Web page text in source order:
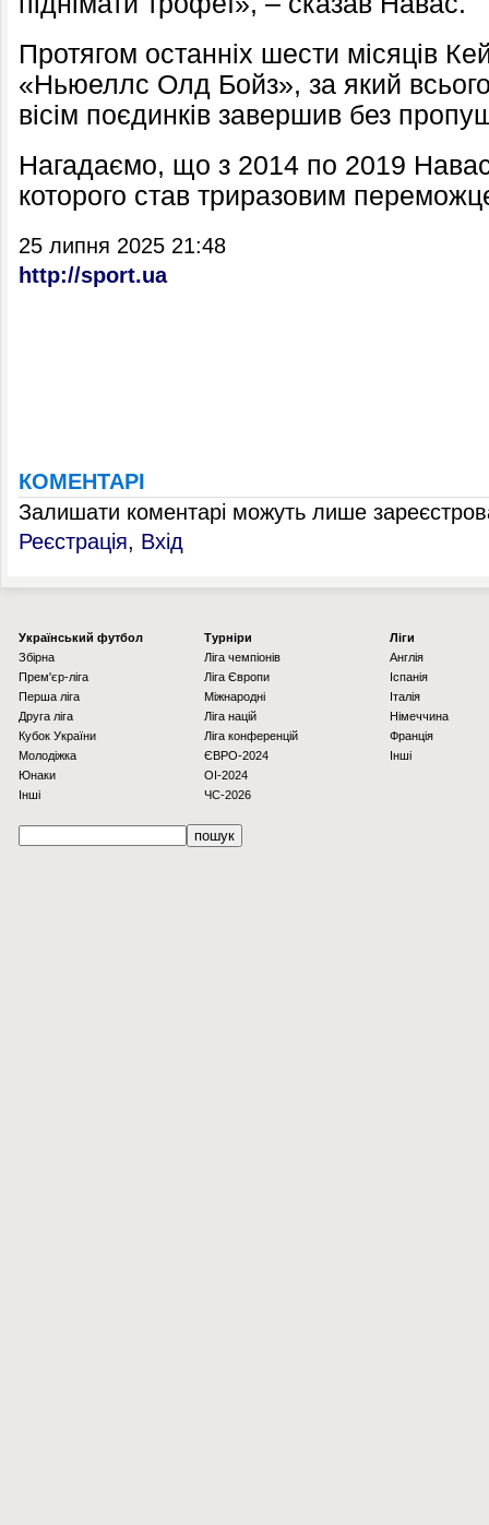
Протягом останніх шести місяців
«Ньюеллс Олд Бойз», за який всього
вісім поєдинків завершив без
Нагадаємо, що з 2014 по 2019
которого став триразовим
25 липня 2025 21:48
http://sport.ua
КОМЕНТАРІ
Залишати коментарі можуть лише
Реєстрація, Вхід
Українcький футбол
Збірна
Прем'єр-ліга
Перша ліга
Друга ліга
Кубок України
Молодіжка
Юнаки
Інші
Турніри
Ліга чемпіонів
Ліга Європи
Міжнародні
Ліга націй
Ліга конференцій
ЄВРО-2024
OI-2024
ЧС-2026
Ліги
Англія
Іспанія
Італія
Німеччина
Франція
Інші